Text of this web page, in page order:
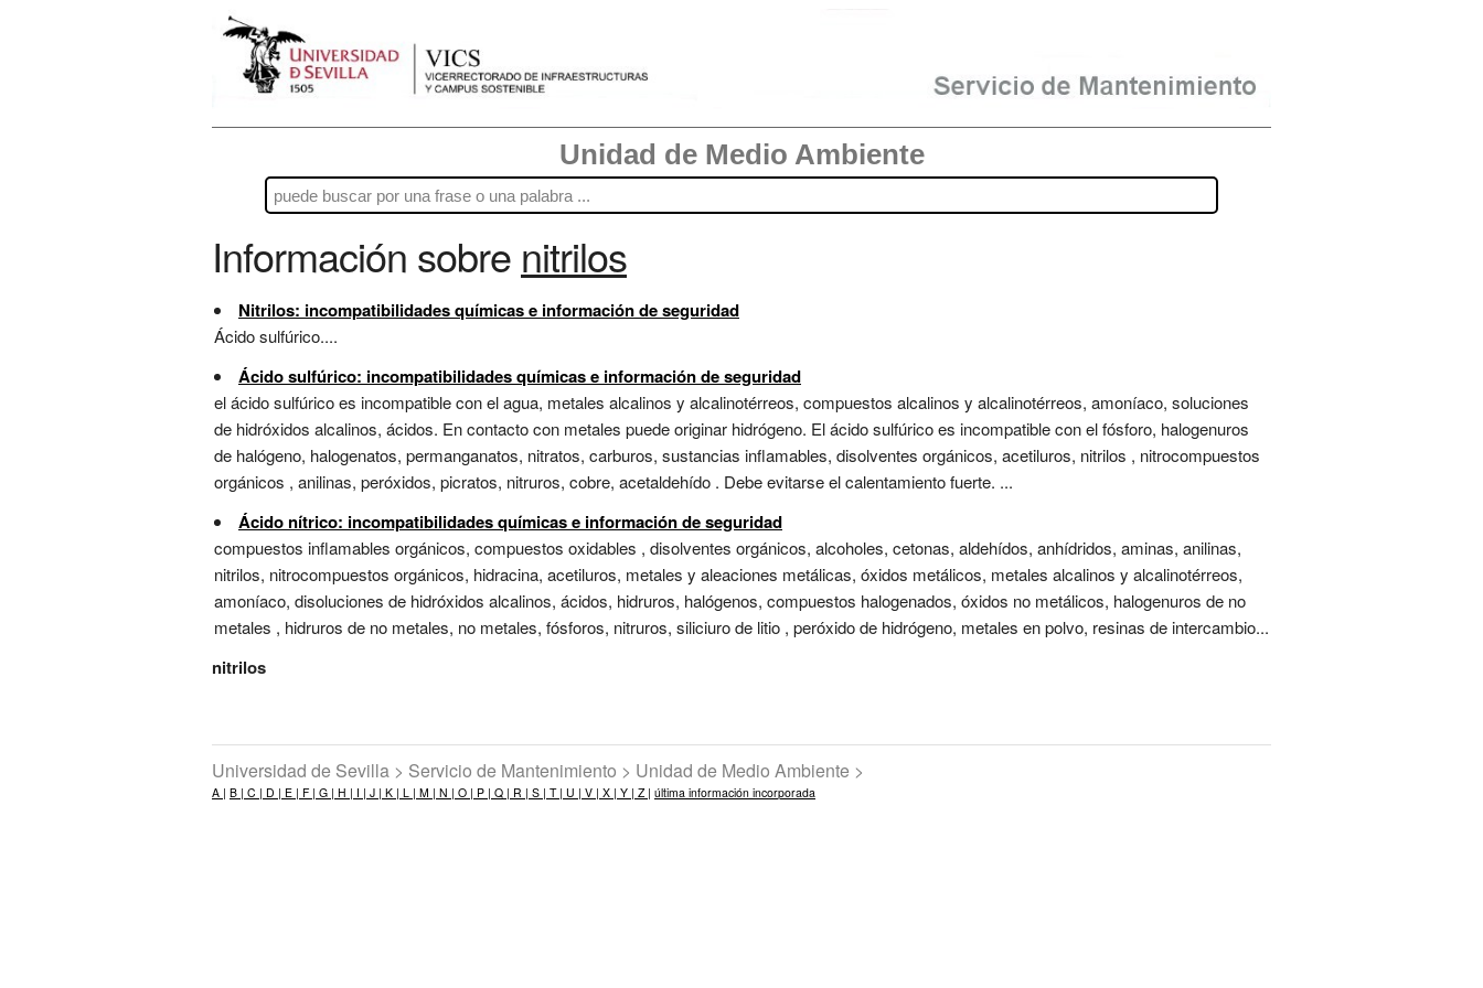
Unidad de Medio Ambiente
Información sobre nitrilos
Nitrilos: incompatibilidades químicas e información de seguridad
Ácido sulfúrico....
Ácido sulfúrico: incompatibilidades químicas e información de seguridad
el ácido sulfúrico es incompatible con el agua, metales alcalinos y alcalinotérreos, compuestos alcalinos y alcalinotérreos, amoníaco, soluciones
de hidróxidos alcalinos, ácidos. En contacto con metales puede originar hidrógeno. El ácido sulfúrico es incompatible con el fósforo, halogenuros
de halógeno, halogenatos, permanganatos, nitratos, carburos, sustancias inflamables, disolventes orgánicos, acetiluros, nitrilos , nitrocompuestos
orgánicos , anilinas, peróxidos, picratos, nitruros, cobre, acetaldehído . Debe evitarse el calentamiento fuerte. ...
Ácido nítrico: incompatibilidades químicas e información de seguridad
compuestos inflamables orgánicos, compuestos oxidables , disolventes orgánicos, alcoholes, cetonas, aldehídos, anhídridos, aminas, anilinas,
nitrilos, nitrocompuestos orgánicos, hidracina, acetiluros, metales y aleaciones metálicas, óxidos metálicos, metales alcalinos y alcalinotérreos,
amoníaco, disoluciones de hidróxidos alcalinos, ácidos, hidruros, halógenos, compuestos halogenados, óxidos no metálicos, halogenuros de no
metales , hidruros de no metales, no metales, fósforos, nitruros, siliciuro de litio , peróxido de hidrógeno, metales en polvo, resinas de intercambio...
nitrilos
Universidad de Sevilla > Servicio de Mantenimiento > Unidad de Medio Ambiente >
A | B | C | D | E | F | G | H | I | J | K | L | M | N | O | P | Q | R | S | T | U | V | X | Y | Z | última información incorporada